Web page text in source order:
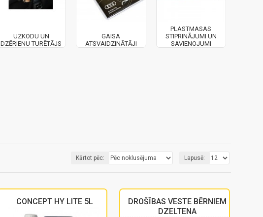
UZKODU UN
DZĒRIENU TURĒTĀJS
GAISA
ATSVAIDZINĀTĀJI
PLASTMASAS
STIPRINĀJUMI UN
SAVIENOJUMI
Kārtot pēc: Lapusē:
CONCEPT HY LITE 5L
DROŠĪBAS VESTE BĒRNIEM
DZELTENA